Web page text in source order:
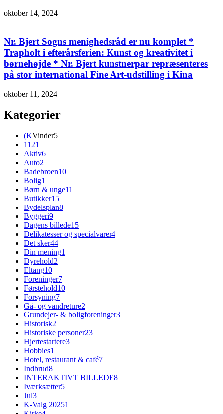
oktober 14, 2024
Nr. Bjert Sogns menighedsråd er nu komplet *
Trapholt i efterårsferien: Kunst og kreativitet i
børnehøjde * Nr. Bjert kunstnerpar repræsenteres
på stor international Fine Art-udstilling i Kina
oktober 11, 2024
Kategorier
(KVinder5
1121
Aktiv6
Auto2
Badebroen10
Bolig1
Børn & unge11
Butikker15
Bydelsplan8
Byggeri9
Dagens billede15
Delikatesser og specialvarer4
Det sker44
Din mening1
Dyrehold2
Eltang10
Foreninger7
Førstehold10
Forsyning7
Gå- og vandreture2
Grundejer- & boligforeninger3
Historisk2
Historiske personer23
Hjertestartere3
Hobbies1
Hotel, restaurant & café7
Indbrud8
INTERAKTIVT BILLEDE8
Iværksætter5
Jul3
K-Valg 20251